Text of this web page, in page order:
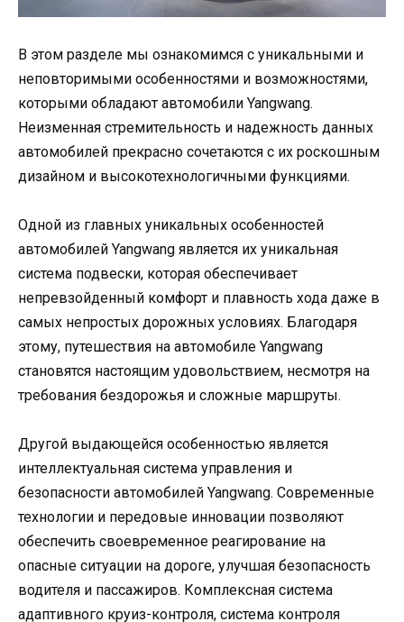
В этом разделе мы ознакомимся с уникальными и
неповторимыми особенностями и возможностями,
которыми обладают автомобили Yangwang.
Неизменная стремительность и надежность данных
автомобилей прекрасно сочетаются с их роскошным
дизайном и высокотехнологичными функциями.
Одной из главных уникальных особенностей
автомобилей Yangwang является их уникальная
система подвески, которая обеспечивает
непревзойденный комфорт и плавность хода даже в
самых непростых дорожных условиях. Благодаря
этому, путешествия на автомобиле Yangwang
становятся настоящим удовольствием, несмотря на
требования бездорожья и сложные маршруты.
Другой выдающейся особенностью является
интеллектуальная система управления и
безопасности автомобилей Yangwang. Современные
технологии и передовые инновации позволяют
обеспечить своевременное реагирование на
опасные ситуации на дороге, улучшая безопасность
водителя и пассажиров. Комплексная система
адаптивного круиз-контроля, система контроля